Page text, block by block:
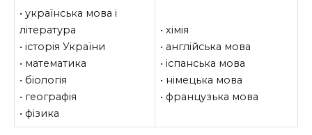
• українська мова і
література
• історія України
• математика
• біологія
• географія
• фізика
• хімія
• англійська мова
• іспанська мова
• німецька мова
• французька мова